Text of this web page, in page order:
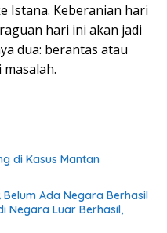
Istana. Keberanian hari
hari ini akan jadi
dua: berantas atau
di Kasus Mantan
Ada Negara Berhasil
Negara Luar Berhasil,